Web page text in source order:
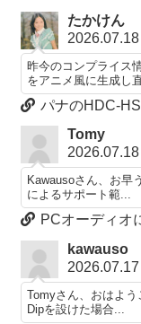
たかけん
昨今のコンプライス
をアニメ風に生成し
パナのHDC-
Tomy
Kawausoさん、お早
によるサポート範...
PCオーディオ
kawauso
Tomyさん、おはよう
Dipを設けた場合...